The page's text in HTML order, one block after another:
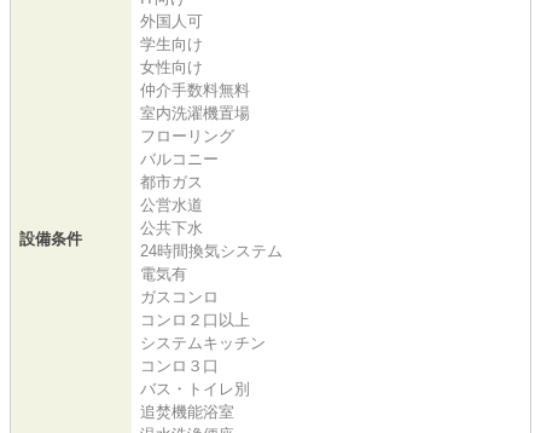
設備条件
外国人可
学生向け
女性向け
仲介手数料無料
室内洗濯機置場
フローリング
バルコニー
都市ガス
公営水道
公共下水
24時間換気システム
電気有
ガスコンロ
コンロ２口以上
システムキッチン
コンロ３口
バス・トイレ別
追焚機能浴室